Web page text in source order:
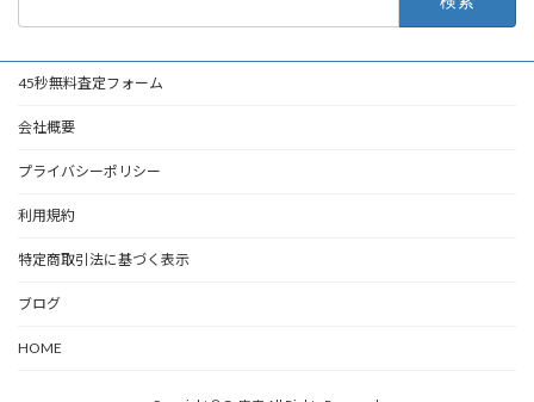
45秒無料査定フォーム
会社概要
プライバシーポリシー
利用規約
特定商取引法に基づく表示
ブログ
HOME